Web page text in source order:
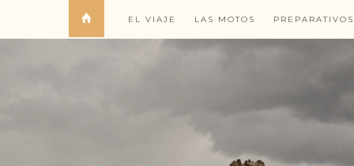
EL VIAJE LAS MOTOS PREPARATIVOS